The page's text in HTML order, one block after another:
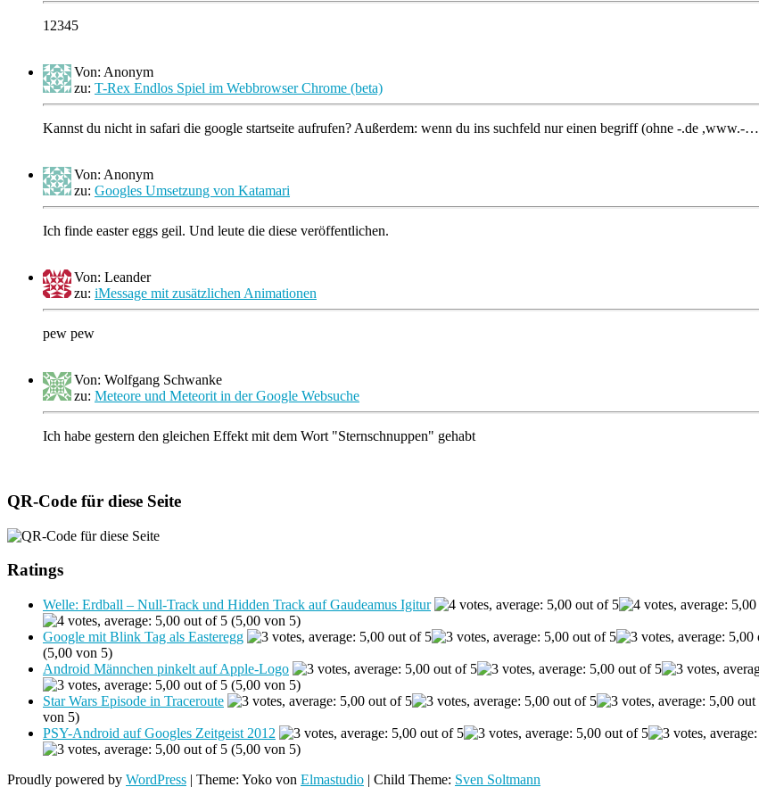
12345
Von: Anonym
zu: T-Rex Endlos Spiel im Webbrowser Chrome (beta)
Kannst du nicht in safari die google startseite aufrufen? Außerdem: wenn du ins suchfeld nur einen begriff (ohne -.de ,www.-…
Von: Anonym
zu: Googles Umsetzung von Katamari
Ich finde easter eggs geil. Und leute die diese veröffentlichen.
Von: Leander
zu: iMessage mit zusätzlichen Animationen
pew pew
Von: Wolfgang Schwanke
zu: Meteore und Meteorit in der Google Websuche
Ich habe gestern den gleichen Effekt mit dem Wort "Sternschnuppen" gehabt
QR-Code für diese Seite
Ratings
Welle: Erdball – Null-Track und Hidden Track auf Gaudeamus Igitur
(5,00 von 5)
Google mit Blink Tag als Easteregg
(5,00 von 5)
Android Männchen pinkelt auf Apple-Logo
(5,00 von 5)
Star Wars Episode in Traceroute
von 5)
PSY-Android auf Googles Zeitgeist 2012
(5,00 von 5)
Proudly powered by WordPress | Theme: Yoko von Elmastudio | Child Theme: Sven Soltmann